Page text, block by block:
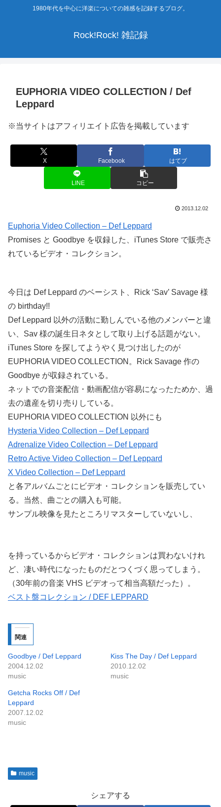
1980年代を中心に洋楽についての雑感を記録するブログ。
Rock!Rock! 雑記録
EUPHORIA VIDEO COLLECTION / Def
Leppard
※当サイトはアフィリエイト広告を掲載しています
X Facebook はてブ
LINE コピー
2013.12.02
Euphoria Video Collection – Def Leppard
Promises と Goodbye を収録した、iTunes Store で販売さ
れているビデオ・コレクション。
今日は Def Leppard のベーシスト、Rick ‘Sav’ Savage 様
の birthday!!
Def Leppard 以外の活動に勤しんでいる他のメンバーと違
い、Sav 様の誕生日ネタとして取り上げる話題がない。
iTunes Store を探してようやく見つけ出したのが
EUPHORIA VIDEO COLLECTION。Rick Savage 作の
Goodbye が収録されている。
ネットでの音楽配信・動画配信が容易になったためか、過
去の遺産を切り売りしている。
EUPHORIA VIDEO COLLECTION 以外にも
Hysteria Video Collection – Def Leppard
Adrenalize Video Collection – Def Leppard
Retro Active Video Collection – Def Leppard
X Video Collection – Def Leppard
と各アルバムごとにビデオ・コレクションを販売してい
る。当然、曲ごとの購入も可能。
サンプル映像を見たところリマスターしていないし、
を持っているからビデオ・コレクションは買わないけれ
ど、凄い時代になったものだとつくづく思ってしまう。
（30年前の音楽 VHS ビデオって相当高額だった）。
ベスト盤コレクション / DEF LEPPARD
関連
Goodbye / Def Leppard
2004.12.02
music
Kiss The Day / Def Leppard
2010.12.02
music
Getcha Rocks Off / Def
Leppard
2007.12.02
music
music
シェアする